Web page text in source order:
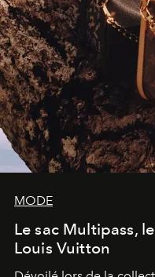
MODE
Le sac Multipass,
Louis Vuitton